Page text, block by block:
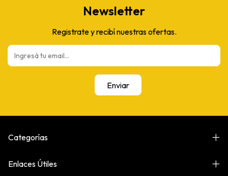
Newsletter
Registrate y recibí nuestras ofertas.
Categorías
Enlaces Útiles